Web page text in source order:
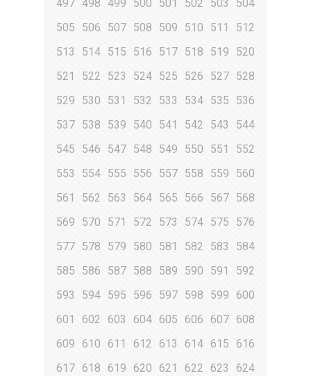
497 498 499 500 501 502 503
504
505
506 507 508 509 510 511
512
513
514 515 516 517 518 519
520
521
522 523 524 525 526 527 528
529
530 531 532 533 534 535
536
537 538 539 540 541 542 543
544
545
546 547 548 549 550 551
552
553
554 555 556 557 558 559
560
561
562 563 564 565 566 567 568
569
570 571 572 573 574 575
576
577 578 579 580 581 582 583
584
585
586 587 588 589 590 591
592
593
594 595 596 597 598 599
600
601
602 603 604 605 606 607 608
609
610 611 612 613 614 615
616
617 618 619 620 621 622 623
624